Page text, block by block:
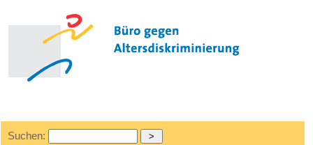
Suchen: